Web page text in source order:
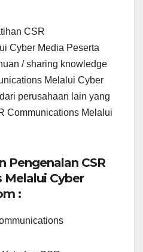
CSR
Cyber Media Peserta
/ sharing knowledge
Melalui Cyber
perusahaan lain yang
Communications Melalui
Pengenalan CSR
Cyber
: